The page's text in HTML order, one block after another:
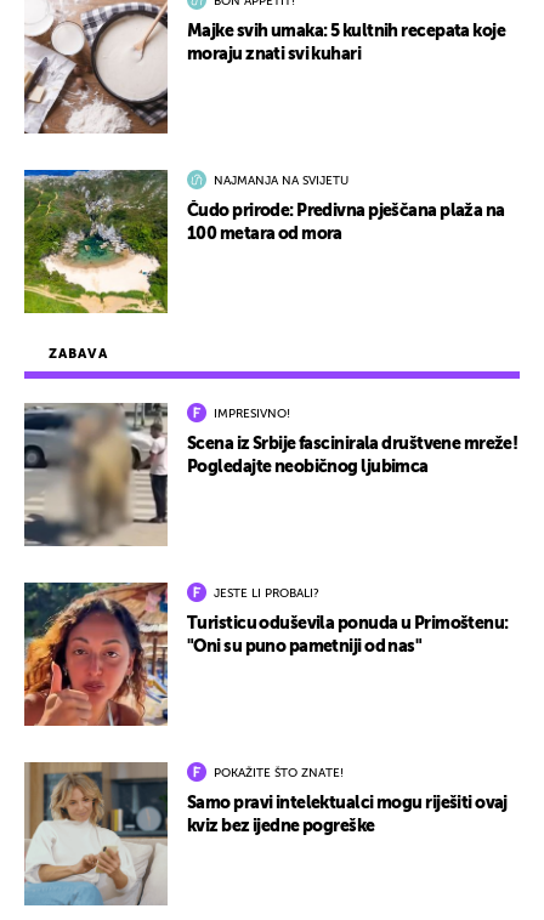
ZABAVA
IMPRESIVNO!
Scena iz Srbije fascinirala društvene mreže!
Pogledajte neobičnog ljubimca
JESTE LI PROBALI?
Turisticu oduševila ponuda u Primoštenu:
"Oni su puno pametniji od nas"
POKAŽITE ŠTO ZNATE!
Samo pravi intelektualci mogu riješiti ovaj
kviz bez ijedne pogreške
Majke svih umaka: 5 kultnih recepata koje
moraju znati svi kuhari
NAJMANJA NA SVIJETU
Čudo prirode: Predivna pješčana plaža na
100 metara od mora